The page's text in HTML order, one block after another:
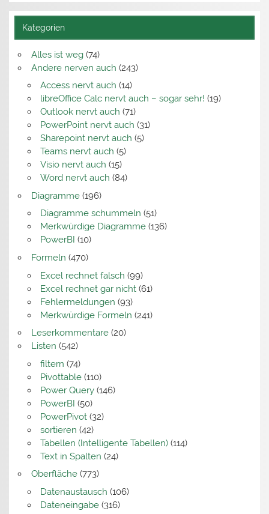
Kategorien
Alles ist weg(74)
Andere nerven auch (243)
Access nervt auch (14)
libreOffice Calc nervt auch – sogar sehr! (19)
Outlook nervt auch (71)
PowerPoint nervt auch (31)
Sharepoint nervt auch (5)
Teams nervt auch (5)
Visio nervt auch (15)
Word nervt auch (84)
Diagramme(196)
Diagramme schummeln (51)
Merkwürdige Diagramme(136)
PowerBI (10)
Formeln (470)
Excel rechnet falsch (99)
Excel rechnet gar nicht(61)
Fehlermeldungen (93)
Merkwürdige Formeln (241)
Leserkommentare(20)
Listen (542)
filtern (74)
Pivottable(110)
Power Query(146)
PowerBI (50)
PowerPivot(32)
sortieren (42)
Tabellen (Intelligente Tabellen)(114)
Text in Spalten (24)
Oberfläche(773)
Datenaustausch (106)
Dateneingabe(316)